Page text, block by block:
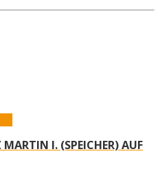
MARTIN I. (SPEICHER) AUF